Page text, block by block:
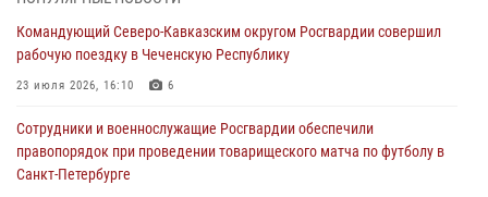
Кубани
07 августа 2026, 06:49
святого праведного воина Федора Ушакова (видео)
07 августа 2026, 06:15 7
Командующий Северо-Кавказским округом Росгвардии совершил
рабочую поездку в Чеченскую Республику
23 июля 2026, 16:10 6
Сотрудники и военнослужащие Росгвардии обеспечили
правопорядок при проведении товарищеского матча по футболу в
Санкт-Петербурге